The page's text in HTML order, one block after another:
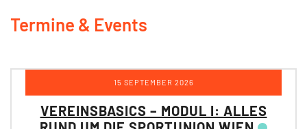
Termine & Events
15 SEPTEMBER 2026
VEREINSBASICS – MODUL I: ALLES